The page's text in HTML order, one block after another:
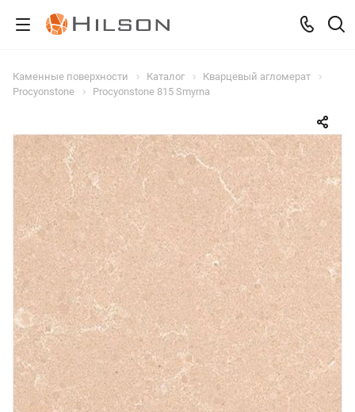
Каменные поверхности Каталог
Кварцевый агломерат
Procyonstone
Procyonstone 815 Smyrna